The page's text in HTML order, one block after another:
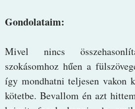
Gondolataim:
Mivel nincs
szokásomhoz hűen a
így mondhatni teljesen vakon
kötetbe. Bevallom én azt